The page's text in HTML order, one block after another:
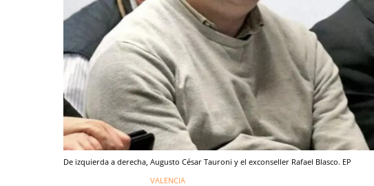
De izquierda a derecha, Augusto César Tauroni y el exconseller Rafael Blasco. EP
VALENCIA